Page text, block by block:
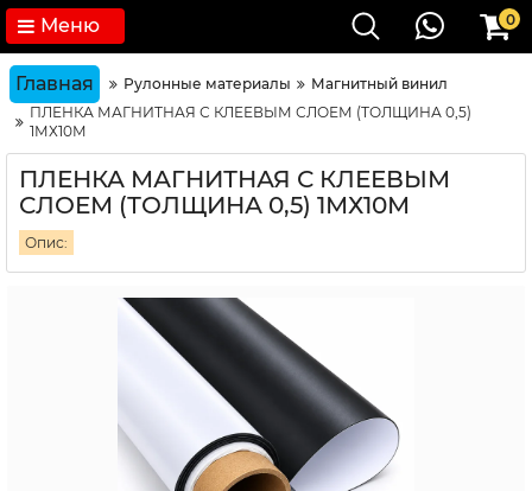
Меню 0
Главная Рулонные материалы
Магнитный винил
ПЛЕНКА МАГНИТНАЯ С КЛЕЕВЫМ СЛОЕМ (ТОЛЩИНА 0,5)
1МХ10М
ПЛЕНКА МАГНИТНАЯ С КЛЕЕВЫМ
СЛОЕМ (ТОЛЩИНА 0,5) 1МХ10М
Опис: